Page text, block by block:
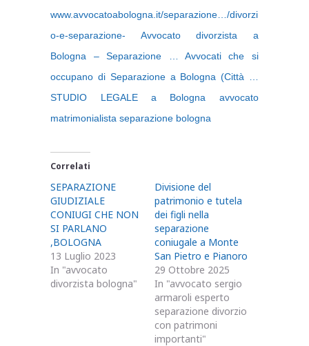
www.avvocatoabologna.it/separazione…/divorzi
o-e-separazione- Avvocato divorzista a
Bologna – Separazione … Avvocati che si
occupano di Separazione a Bologna (Città …
STUDIO LEGALE a Bologna avvocato
matrimonialista separazione bologna
Correlati
SEPARAZIONE
GIUDIZIALE
CONIUGI CHE NON
SI PARLANO
,BOLOGNA
13 Luglio 2023
In "avvocato
divorzista bologna"
Divisione del
patrimonio e tutela
dei figli nella
separazione
coniugale a Monte
San Pietro e Pianoro
29 Ottobre 2025
In "avvocato sergio
armaroli esperto
separazione divorzio
con patrimoni
importanti"